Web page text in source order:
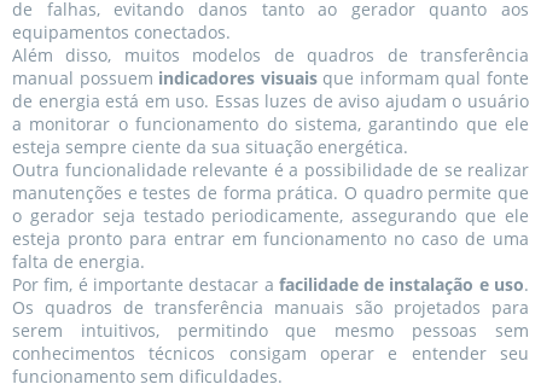
de falhas, evitando danos tanto ao gerador quanto aos
equipamentos conectados.
Além disso, muitos modelos de quadros de transferência
manual possuem indicadores visuaisque informam qual fonte
de energia está em uso. Essas luzes de aviso ajudam o usuário
a monitorar o funcionamento do sistema, garantindo que ele
esteja sempre ciente da sua situação energética.
Outra funcionalidade relevante é a possibilidade de se realizar
manutenções e testes de forma prática. O quadro permite que
o gerador seja testado periodicamente, assegurando que ele
esteja pronto para entrar em funcionamento no caso de uma
falta de energia.
Por fim, é importante destacar a facilidade de instalação e uso.
Os quadros de transferência manuais são projetados para
serem intuitivos, permitindo que mesmo pessoas sem
conhecimentos técnicos consigam operar e entender seu
funcionamento sem dificuldades.